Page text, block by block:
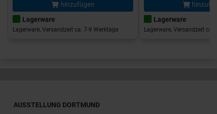
hinzufügen
Lagerware
Lagerware, Versandzeit ca. 7-9 Werktage
Lagerware
Lagerware, Versandzeit ca.
AUSSTELLUNG DORTMUND